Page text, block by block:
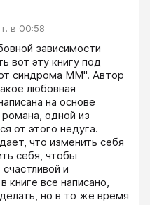
в 00:58
зависимости
вот эту книгу под
синдрома ММ". Автор
любовная
на основе
одной из
от этого недуга.
что изменить себя
себя, чтобы
и
книге все написано,
но в то же время